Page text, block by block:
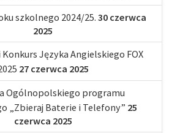
szkolnego 2024/25. 30 czerwca
2025
Języka Angielskiego FOX
27 czerwca 2025
Ogólnopolskiego programu
„Zbieraj Baterie i Telefony” 25
czerwca 2025